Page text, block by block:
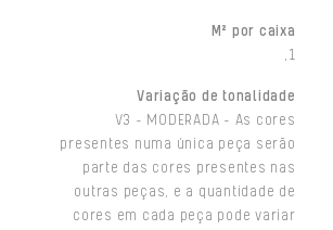
M² por caixa
,1
Variação de tonalidade
V3 - MODERADA - As cores
presentes numa única peça serão
parte das cores presentes nas
outras peças, e a quantidade de
cores em cada peça pode variar